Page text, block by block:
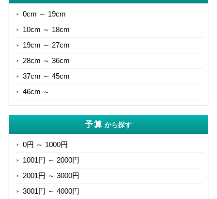
0cm ～ 19cm
10cm ～ 18cm
19cm ～ 27cm
28cm ～ 36cm
37cm ～ 45cm
46cm ～
予算 から探す
0円 ～ 1000円
1001円 ～ 2000円
2001円 ～ 3000円
3001円 ～ 4000円